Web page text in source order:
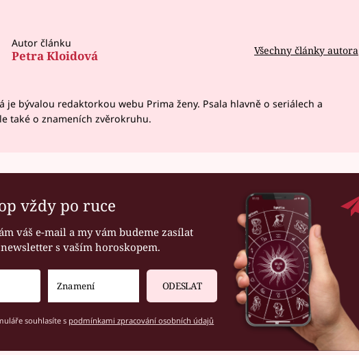
Autor článku
Petra Kloidová Všechny články autora
je bývalou redaktorkou webu Prima ženy. Psala hlavně o seriálech a
také o znameních zvěrokruhu.
vždy po ruce
váš e-mail a my vám budeme zasílat
s vaším horoskopem.
ODESLAT
souhlasíte s podmínkami zpracování osobních údajů